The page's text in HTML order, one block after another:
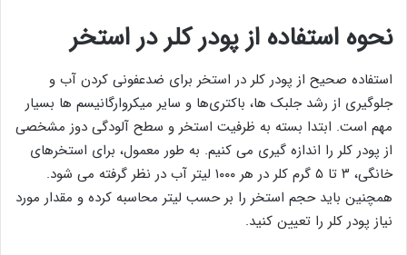
نحوه استفاده از پودر کلر در استخر
استفاده صحیح از پودر کلر در استخر برای ضدعفونی کردن آب و
جلوگیری از رشد جلبک ‌ها، باکتری‌ها و سایر میکروارگانیسم‌ ها بسیار
مهم است. ابتدا بسته به ظرفیت استخر و سطح آلودگی دوز مشخصی
از پودر کلر را اندازه گیری می کنیم. به طور معمول، برای استخرهای
خانگی، ۳ تا ۵ گرم کلر در هر ۱۰۰۰ لیتر آب در نظر گرفته می ‌شود.
همچنین باید حجم استخر را بر حسب لیتر محاسبه کرده و مقدار مورد
نیاز پودر کلر را تعیین کنید.